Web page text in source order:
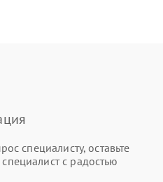
специалисту, оставьте
с радостью